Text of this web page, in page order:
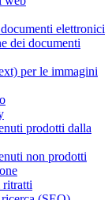
elettronici
dei documenti
per le immagini
prodotti dalla
non prodotti
ritratti